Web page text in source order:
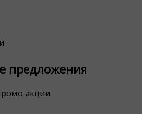
предложения
акции